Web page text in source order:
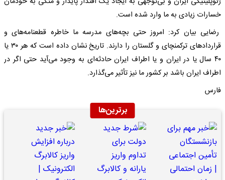
خسارات زیادی به ما وارد شده است.
رضایی بیان کرد: امروز حتی بچه‌های مدرسه ما خاطره قطعنامه‌های و
قراردادهای ترکمنچای و گلستان را دارند. تاریخ نشان داده است که هر ۳۰ یا
۴۰ سال یا در ایران و یا اطراف ایران حادثه‌ای به وجود می‌آید حتی اگر در
اطراف ایران باشد بر کشور ما نیز تأثیر می‌گذارد.
فارس
برترین‌ها